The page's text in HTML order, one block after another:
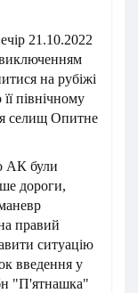
21.10.2022
на рубіжі
північному
селищ Опитне
АК були
дороги,
правий
ситуацію
введення у
"П'ятнашка"